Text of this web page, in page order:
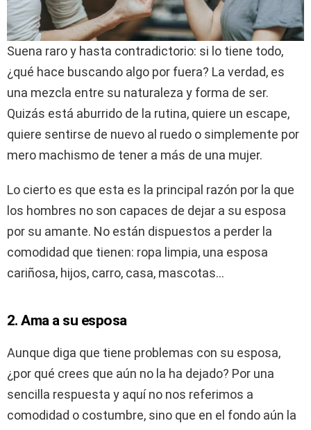
Suena raro y hasta contradictorio: si lo tiene todo,
¿qué hace buscando algo por fuera? La verdad, es
una mezcla entre su naturaleza y forma de ser.
Quizás está aburrido de la rutina, quiere un escape,
quiere sentirse de nuevo al ruedo o simplemente por
mero machismo de tener a más de una mujer.
Lo cierto es que esta es la principal razón por la que
los hombres no son capaces de dejar a su esposa
por su amante. No están dispuestos a perder la
comodidad que tienen: ropa limpia, una esposa
cariñosa, hijos, carro, casa, mascotas…
2. Ama a su esposa
Aunque diga que tiene problemas con su esposa,
¿por qué crees que aún no la ha dejado? Por una
sencilla respuesta y aquí no nos referimos a
comodidad o costumbre, sino que en el fondo aún la